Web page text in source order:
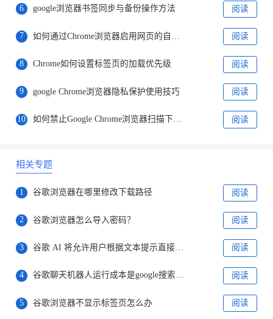
6 google浏览器书签同步与备份操作方法 阅读
7 阅读
8 Chrome如何设置标签页的加载优先级 阅读
9 google Chrome浏览器隐私保护使用技巧 阅读
10 阅读
相关专题
1 谷歌浏览器在哪里修改下载路径 阅读
2 谷歌浏览器怎么导入密码？ 阅读
3 谷歌 AI 将允许用户根据文本提示直接创建图片 阅读
4 谷歌聊天机器人运行成本是google搜索的10倍 阅读
5 谷歌浏览器不显示标签页怎么办 阅读